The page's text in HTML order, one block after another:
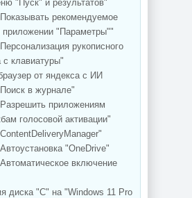
"Пуск" и результатов"
рекомендуемое
"Параметры""
рукописного
с клавиатуры"
от яндекса с ИИ
в журнале"
приложениям
голосовой активации"
"OneDrive"
включение
диска "C" на "Windows 11 Pro